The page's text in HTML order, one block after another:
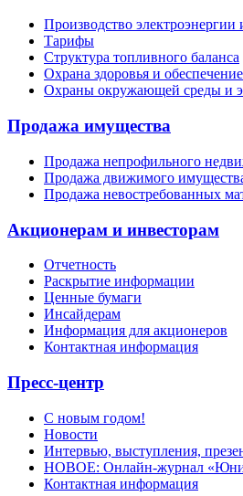
Производство электроэнергии
Тарифы
Структура топливного баланса
Охрана здоровья и
Охраны окружающей среды и
Продажа имущества
Продажа непрофильного
Продажа движимого
Продажа невостребованных
Акционерам и инвесторам
Отчетность
Раскрытие информации
Ценные бумаги
Инсайдерам
Информация для акционеров
Контактная информация
Пресс-центр
С новым годом!
Новости
Интервью, выступления,
НОВОЕ: Онлайн-журнал
Контактная информация